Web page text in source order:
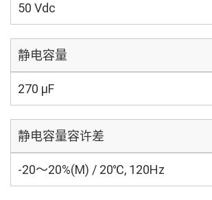
50 Vdc
静电容量
270 µF
静电容量容许差
-20～20%(M) / 20℃, 120Hz